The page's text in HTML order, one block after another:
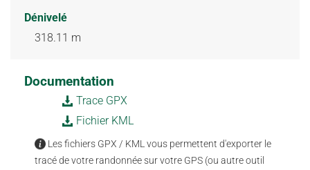
Dénivelé
318.11 m
Documentation
Trace GPX
Fichier KML
Les fichiers GPX / KML vous permettent d'exporter le
tracé de votre randonnée sur votre GPS (ou autre outil